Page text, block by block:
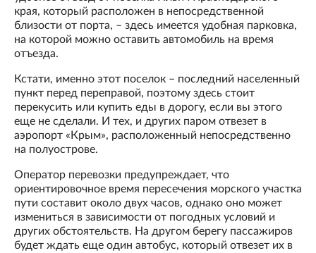
края, который расположен в непосредственной
близости от порта, – здесь имеется удобная парковка,
на которой можно оставить автомобиль на время
отъезда.
Кстати, именно этот поселок – последний населенный
пункт перед переправой, поэтому здесь стоит
перекусить или купить еды в дорогу, если вы этого
еще не сделали. И тех, и других паром отвезет в
аэропорт «Крым», расположенный непосредственно
на полуострове.
Оператор перевозки предупреждает, что
ориентировочное время пересечения морского участка
пути составит около двух часов, однако оно может
измениться в зависимости от погодных условий и
других обстоятельств. На другом берегу пассажиров
будет ждать еще один автобус, который отвезет их в